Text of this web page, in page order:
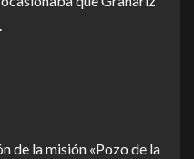
de la misión «Pozo de la